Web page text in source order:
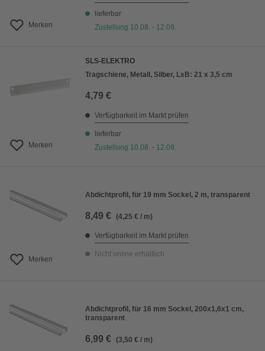
Merken
lieferbar
Zustellung 10.08. - 12.08.
Merken
SLS-ELEKTRO
Tragschiene, Metall, Silber, LxB: 21 x 3,5 cm
4,79 €
Verfügbarkeit im Markt prüfen
lieferbar
Zustellung 10.08. - 12.08.
Merken
Abdichtprofil, für 19 mm Sockel, 2 m, transparent
8,49 € (4,25 € / m)
Verfügbarkeit im Markt prüfen
Nicht online erhältlich
Abdichtprofil, für 16 mm Sockel, 200x1,6x1 cm,
transparent
6,99 € (3,50 € / m)